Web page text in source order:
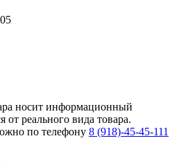
носит информационный
от реального вида товара.
по телефону 8 (918)-45-45-111